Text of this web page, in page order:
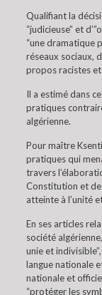
Qualifiant la
“judicieuse” et
“une dramatique
réseaux sociaux,
propos racistes
Il a estimé dans
pratiques
algérienne.
Pour maître
pratiques qui
travers
Constitution et
atteinte à l’unité
En ses articles
société
unie et
langue nationale
nationale et
“protéger les